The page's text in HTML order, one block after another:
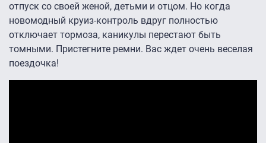
отпуск со своей женой, детьми и отцом. Но когда
новомодный круиз-контроль вдруг полностью
отключает тормоза, каникулы перестают быть
томными. Пристегните ремни. Вас ждет очень веселая
поездочка!